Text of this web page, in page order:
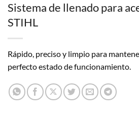
Sistema de llenado para
STIHL
Rápido, preciso y limpio para
perfecto estado de funcionamiento.